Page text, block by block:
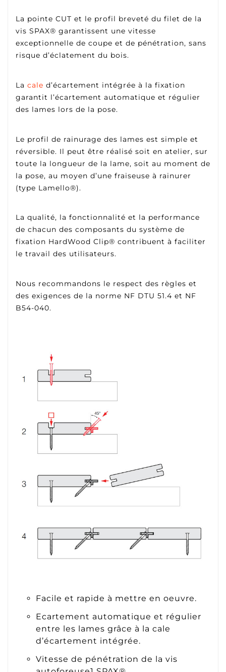
La pointe CUT et le profil breveté du filet de la
vis SPAX® garantissent une vitesse
exceptionnelle de coupe et de pénétration, sans
risque d’éclatement du bois.
La cale d’écartement intégrée à la fixation
garantit l’écartement automatique et régulier
des lames lors de la pose.
Le profil de rainurage des lames est simple et
réversible. Il peut être réalisé soit en atelier, sur
toute la longueur de la lame, soit au moment de
la pose, au moyen d’une fraiseuse à rainurer
(type Lamello®).
La qualité, la fonctionnalité et la performance
de chacun des composants du système de
fixation HardWood Clip® contribuent à faciliter
le travail des utilisateurs.
Nous recommandons le respect des règles et
des exigences de la norme NF DTU 51.4 et NF
B54-040.
Facile et rapide à mettre en oeuvre.
Ecartement automatique et régulier
entre les lames grâce à la cale
d’écartement intégrée.
Vitesse de pénétration de la vis